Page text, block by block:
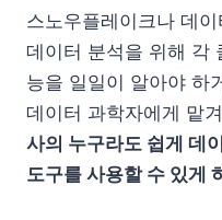
스노우플레이크나 데
데이터 분석을 위해 각
능을 일일이 알아야 하
데이터 과학자에게 맡
사의 누구라도 쉽게 데
도구를 사용할 수 있게